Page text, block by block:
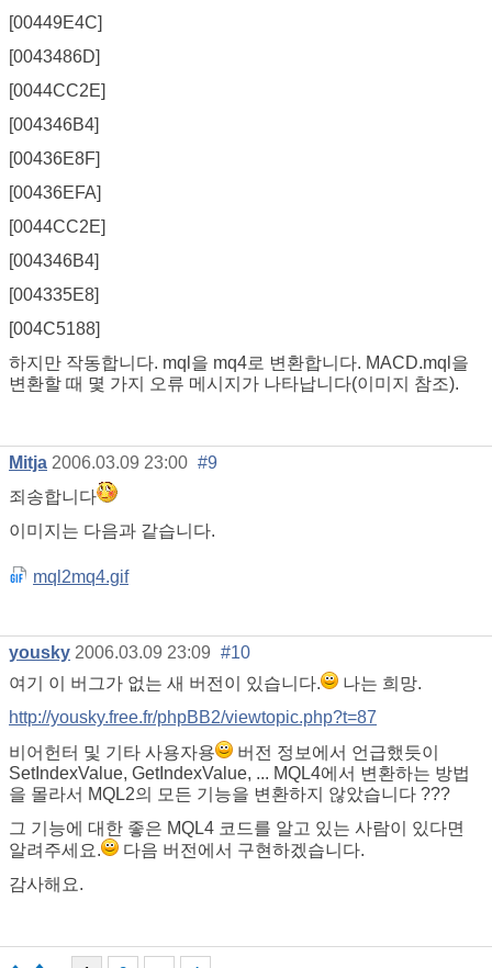
[00449E4C]
[0043486D]
[0044CC2E]
[004346B4]
[00436E8F]
[00436EFA]
[0044CC2E]
[004346B4]
[004335E8]
[004C5188]
하지만 작동합니다. mql을 mq4로 변환합니다. MACD.mql을
변환할 때 몇 가지 오류 메시지가 나타납니다(이미지 참조).
Mitja 2006.03.09 23:00 #9
죄송합니다
이미지는 다음과 같습니다.
mql2mq4.gif
yousky 2006.03.09 23:09 #10
여기 이 버그가 없는 새 버전이 있습니다.
나는 희망.
http://yousky.free.fr/phpBB2/viewtopic.php?t=87
비어헌터 및 기타 사용자용
버전 정보에서 언급했듯이
SetIndexValue, GetIndexValue, ... MQL4에서 변환하는 방법
을 몰라서 MQL2의 모든 기능을 변환하지 않았습니다 ???
그 기능에 대한 좋은 MQL4 코드를 알고 있는 사람이 있다면
알려주세요.
다음 버전에서 구현하겠습니다.
감사해요.